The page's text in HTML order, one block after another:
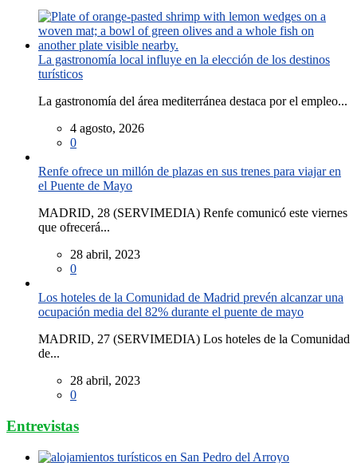
La gastronomía local influye en la elección de los destinos
turísticos
La gastronomía del área mediterránea destaca por el empleo...
4 agosto, 2026
0
Renfe ofrece un millón de plazas en sus trenes para viajar en
el Puente de Mayo
MADRID, 28 (SERVIMEDIA) Renfe comunicó este viernes
que ofrecerá...
28 abril, 2023
0
Los hoteles de la Comunidad de Madrid prevén alcanzar una
ocupación media del 82% durante el puente de mayo
MADRID, 27 (SERVIMEDIA) Los hoteles de la Comunidad
de...
28 abril, 2023
0
Entrevistas